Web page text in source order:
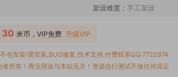
架设难度： 手工架设
30 米币，VIP免费 升级VIP
包安装!需安装,BUG修复,技术支持,付费联系QQ:7722974
所有！商业用途与本站无关！资源自行测试不做任何保证